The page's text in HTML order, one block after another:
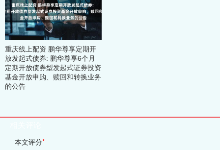
重庆线上配资 鹏华尊享定期开
放发起式债券: 鹏华尊享6个月
定期开放债券型发起式证券投资
基金开放申购、赎回和转换业务
的公告
本文评分*